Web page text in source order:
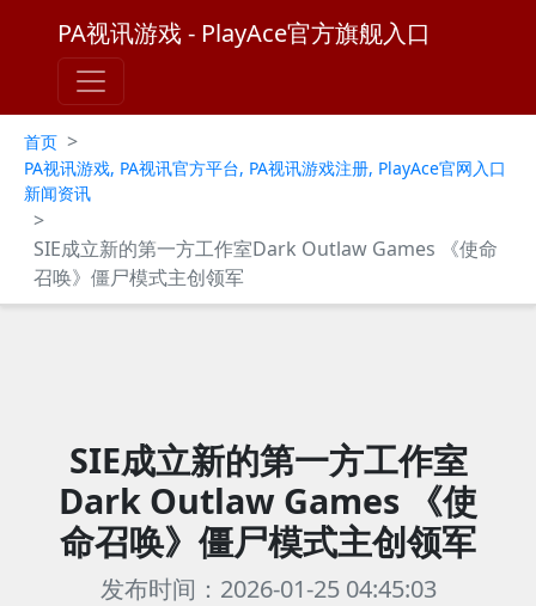
PA视讯游戏 - PlayAce官方旗舰入口
首页 >
PA视讯游戏, PA视讯官方平台, PA视讯游戏注册, PlayAce官网入口
新闻资讯
>
SIE成立新的第一方工作室Dark Outlaw Games 《使命
召唤》僵尸模式主创领军
SIE成立新的第一方工作室
Dark Outlaw Games 《使
命召唤》僵尸模式主创领军
发布时间：2026-01-25 04:45:03